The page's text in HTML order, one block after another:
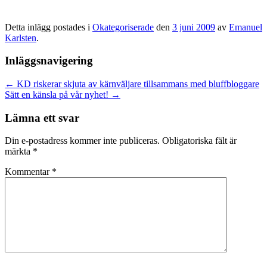
Detta inlägg postades i Okategoriserade den 3 juni 2009 av Emanuel
Karlsten.
Inläggsnavigering
← KD riskerar skjuta av kärnväljare tillsammans med bluffbloggare
Sätt en känsla på vår nyhet! →
Lämna ett svar
Din e-postadress kommer inte publiceras. Obligatoriska fält är
märkta *
Kommentar *